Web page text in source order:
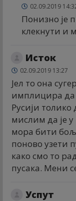
02.09.2019
Понизно је
клекнути и
Исток
02.09.2019 13:27
Јел то она
имплицира да
Русији толико
мислим да је у
мора бити
поново узети
како смо то
пусака. Мени
Успут